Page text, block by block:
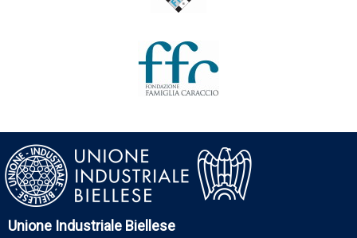
Unione Industriale Biellese